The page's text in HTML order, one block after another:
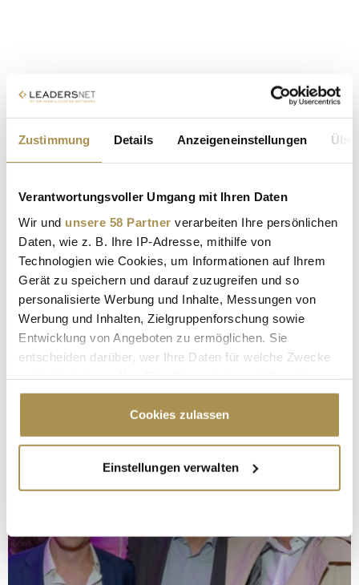
Zustimmung Details Anzeigeneinstellungen
Verantwortungsvoller Umgang mit Ihren Daten
Wir und unsere 58 Partner verarbeiten Ihre persönlichen
Daten, wie z. B. Ihre IP-Adresse, mithilfe von
Technologien wie Cookies, um Informationen auf Ihrem
Gerät zu speichern und darauf zuzugreifen und so
personalisierte Werbung und Inhalte, Messungen von
Werbung und Inhalten, Zielgruppenforschung sowie
Entwicklung von Angeboten zu ermöglichen. Sie
entscheiden darüber, wer Ihre Daten für welche Zwecke
Cookie-Erklärung oder durch Klicken auf das Privacy
Trigger Symbol ändern oder widerrufen
Informationen über Ihre geografische Lage
erfassen, welche bis auf einige Meter genau sein
bestimmten Merkmalen (Fingerprinting) identifizieren
Erfahren Sie mehr darüber, wie Ihre persönlichen Daten
Cookies zulassen
Einstellungen verwalten